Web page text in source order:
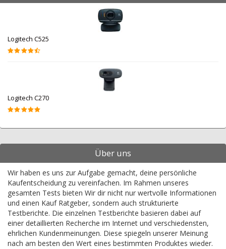
Logitech C525
Logitech C270
Über uns
Wir haben es uns zur Aufgabe gemacht, deine persönliche
Kaufentscheidung zu vereinfachen. Im Rahmen unseres
gesamten Tests bieten Wir dir nicht nur wertvolle Informationen
und einen Kauf Ratgeber, sondern auch strukturierte
Testberichte. Die einzelnen Testberichte basieren dabei auf
einer detaillierten Recherche im Internet und verschiedensten,
ehrlichen Kundenmeinungen. Diese spiegeln unserer Meinung
nach am besten den Wert eines bestimmten Produktes wieder.